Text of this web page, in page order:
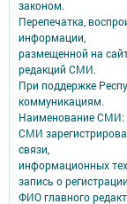
законом.
Перепечатка,
информации,
размещенной на
редакций СМИ.
При поддержке
коммуникациям.
Наименование СМИ:
СМИ
связи,
информационных
запись о
ФИО главного